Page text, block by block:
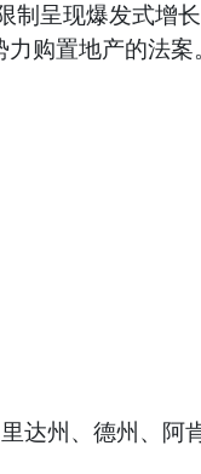
制呈现爆发式增
购置地产的法案
达州、德州、阿